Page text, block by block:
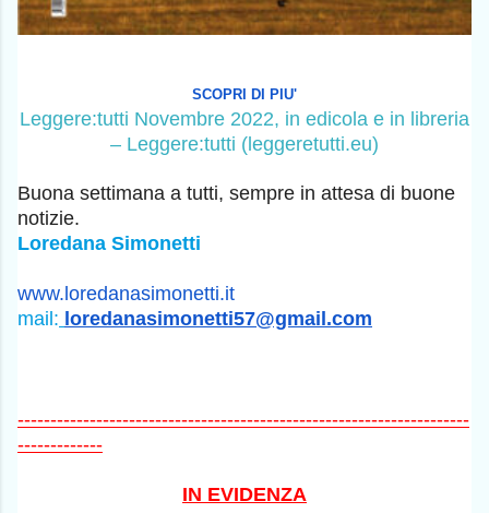
SCOPRI DI PIU'
Leggere:tutti Novembre 2022, in edicola e in libreria
– Leggere:tutti (leggeretutti.eu)
Buona settimana a tutti, sempre in attesa di buone
notizie.
Loredana Simonetti
www.loredanasimonetti.it
mail: loredanasimonetti57@gmail.com
---------------------------------------------------------------------
-------------
IN EVIDENZA